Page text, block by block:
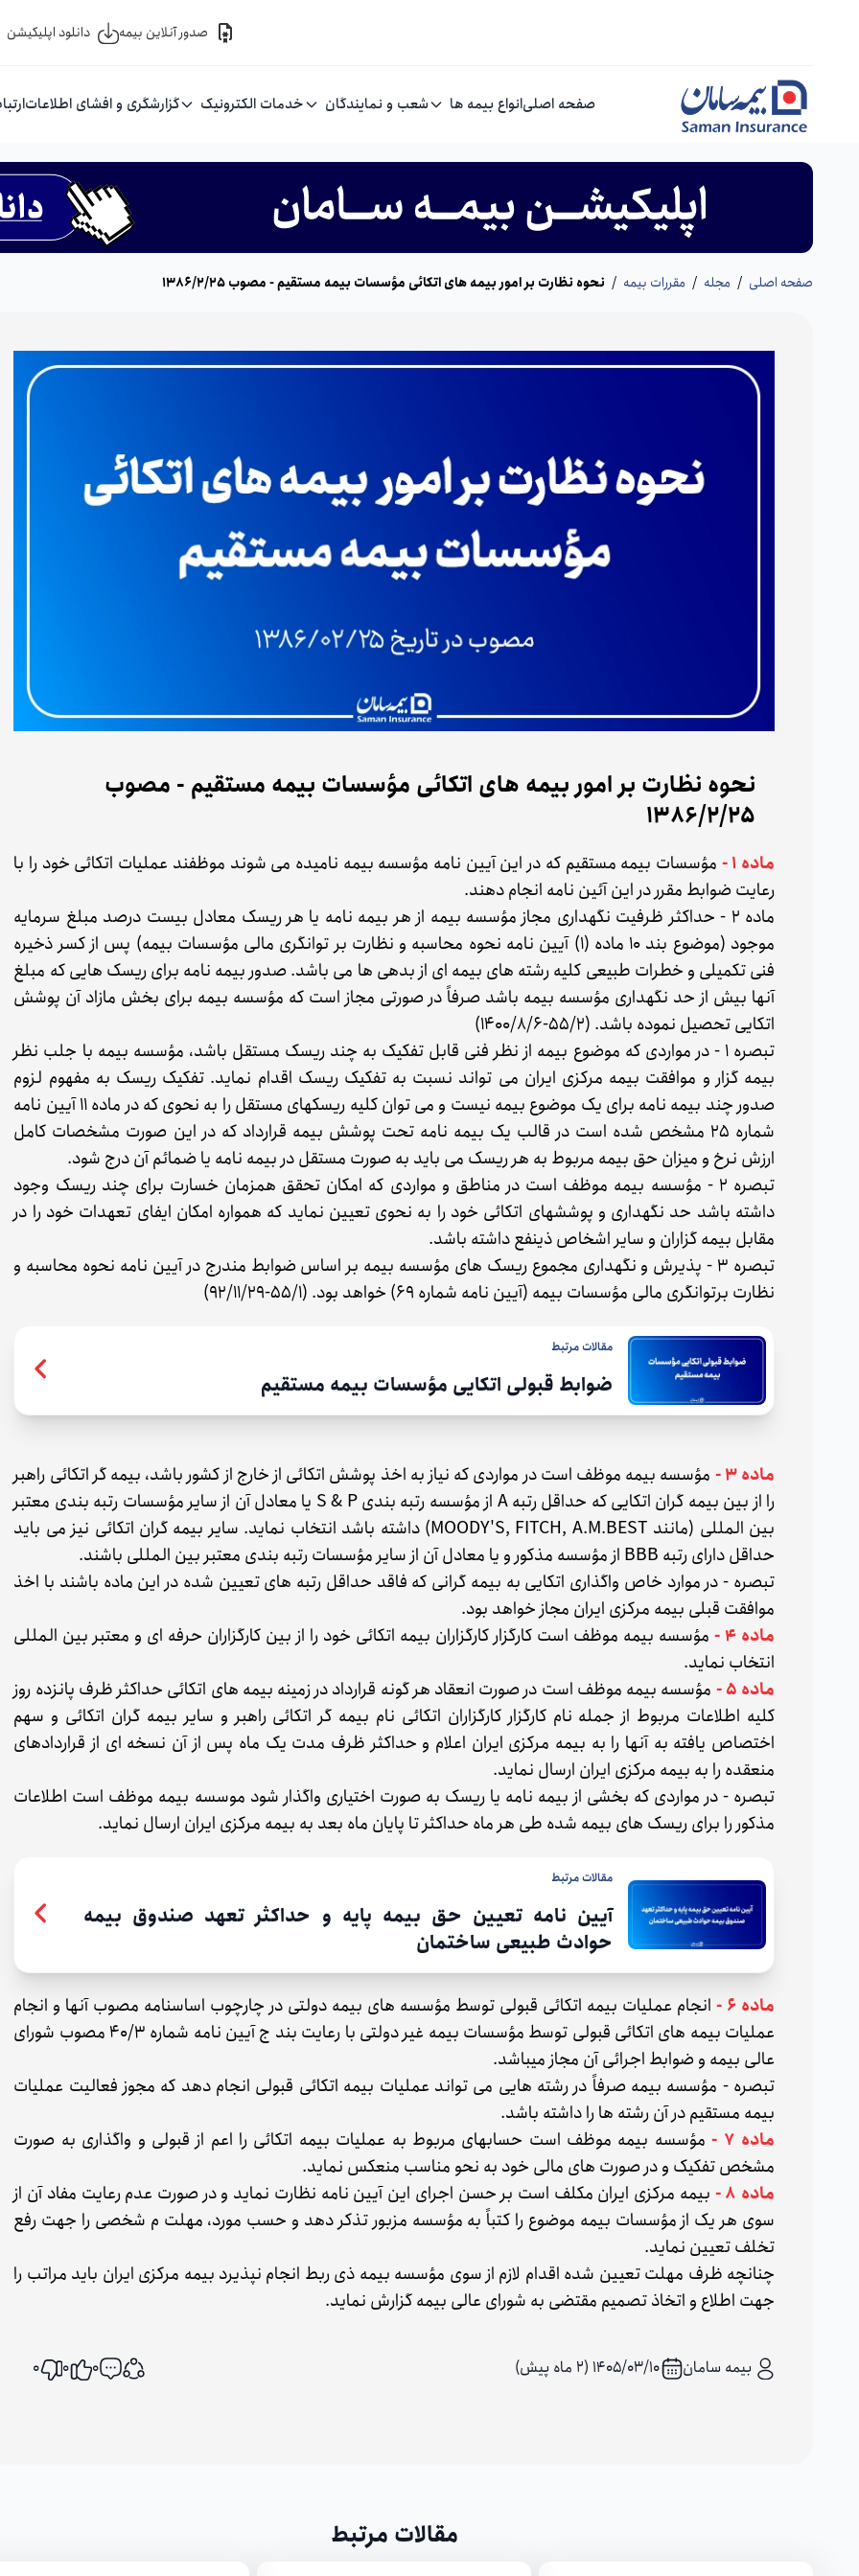
صدور آنلاین بیمه دانلود اپلیکیشن
صفحه اصلیانواع بیمه ها شعب و نمایندگان خدمات الکترونیک گزارشگری و افشای اطلاعات
صفحه اصلی / مجله / مقررات بیمه / نحوه نظارت بر امور بیمه های اتکائی مؤسسات بیمه مستقیم - مصوب 1386/۲/۲۵
نحوه نظارت بر امور بیمه های اتکائی مؤسسات بیمه مستقیم - مصوب
1386/۲/۲۵
ماده ۱ -
مؤسسات بیمه مستقیم که در این آیین نامه مؤسسه بیمه نامیده می شوند موظفند عملیات اتکائی خود را با
رعایت ضوابط مقرر در این آئین نامه انجام دهند.
ماده ۲ - حداکثر ظرفیت نگهداری مجاز مؤسسه بیمه از هر بیمه نامه یا هر ریسک معادل بیست درصد مبلغ سرمایه
موجود (موضوع بند ۱۰ ماده (۱) آیین نامه نحوه محاسبه و نظارت بر توانگری مالی مؤسسات بیمه) پس از کسر ذخیره
فنی تکمیلی و خطرات طبیعی کلیه رشته های بیمه ای از بدهی ها می باشد. صدور بیمه نامه برای ریسک هایی که مبلغ
آنها بیش از حد نگهداری مؤسسه بیمه باشد صرفاً در صورتی مجاز است که مؤسسه بیمه برای بخش مازاد آن پوشش
اتکایی تحصیل نموده باشد. (55/2-1400/8/6)
تبصره ۱ - در مواردی که موضوع بیمه از نظر فنی قابل تفکیک به چند ریسک مستقل باشد، مؤسسه بیمه با جلب نظر
بیمه گزار و موافقت بیمه مرکزی ایران می تواند نسبت به تفکیک ریسک اقدام نماید. تفکیک ریسک به مفهوم لزوم
صدور چند بیمه نامه برای یک موضوع بیمه نیست و می توان کلیه ریسکهای مستقل را به نحوی که در ماده ۱۱ آیین نامه
شماره ۲۵ مشخص شده است در قالب یک بیمه نامه تحت پوشش بیمه قرارداد که در این صورت مشخصات کامل
ارزش نرخ و میزان حق بیمه مربوط به هر ریسک می باید به صورت مستقل در بیمه نامه یا ضمائم آن درج شود.
تبصره 2 - مؤسسه بیمه موظف است در مناطق و مواردی که امکان تحقق همزمان خسارت برای چند ریسک وجود
داشته باشد حد نگهداری و پوششهای اتکائی خود را به نحوی تعیین نماید که همواره امکان ایفای تعهدات خود را در
مقابل بیمه گزاران و سایر اشخاص ذینفع داشته باشد.
تبصره ۳ - پذیرش و نگهداری مجموع ریسک های مؤسسه بیمه بر اساس ضوابط مندرج در آیین نامه نحوه محاسبه و
نظارت برتوانگری مالی مؤسسات بیمه (آیین نامه شماره ۶۹) خواهد بود. (55/1-92/11/29)
مقالات مرتبط
ضوابط قبولی اتکایی مؤسسات بیمه مستقیم
ماده 3 -
مؤسسه بیمه موظف است در مواردی که نیاز به اخذ پوشش اتکائی از خارج از کشور باشد، بیمه گر اتکائی راهبر
را از بین بیمه گران اتکایی که حداقل رتبه A از مؤسسه رتبه بندی S & P یا معادل آن از سایر مؤسسات رتبه بندی معتبر
بین المللی (مانند MOODY'S, FITCH, A.M.BEST) داشته باشد انتخاب نماید. سایر بیمه گران اتکائی نیز می باید
حداقل دارای رتبه BBB از مؤسسه مذکور و یا معادل آن از سایر مؤسسات رتبه بندی معتبر بین المللی باشند.
تبصره - در موارد خاص واگذاری اتکایی به بیمه گرانی که فاقد حداقل رتبه های تعیین شده در این ماده باشند با اخذ
موافقت قبلی بیمه مرکزی ایران مجاز خواهد بود.
ماده ۴ -
مؤسسه بیمه موظف است کارگزار کارگزاران بیمه اتکائی خود را از بین کارگزاران حرفه ای و معتبر بین المللی
انتخاب نماید.
ماده ۵ -
مؤسسه بیمه موظف است در صورت انعقاد هر گونه قرارداد در زمینه بیمه های اتکائی حداکثر ظرف پانزده روز
کلیه اطلاعات مربوط از جمله نام کارگزار کارگزاران اتکائی نام بیمه گر اتکائی راهبر و سایر بیمه گران اتکائی و سهم
اختصاص یافته به آنها را به بیمه مرکزی ایران اعلام و حداکثر ظرف مدت یک ماه پس از آن نسخه ای از قراردادهای
منعقده را به بیمه مرکزی ایران ارسال نماید.
تبصره - در مواردی که بخشی از بیمه نامه یا ریسک به صورت اختیاری واگذار شود موسسه بیمه موظف است اطلاعات
مذکور را برای ریسک های بیمه شده طی هر ماه حداکثر تا پایان ماه بعد به بیمه مرکزی ایران ارسال نماید.
مقالات مرتبط
آیین نامه تعیین حق بیمه پایه و حداکثر تعهد صندوق بیمه
حوادث طبیعی ساختمان
ماده ۶ -
انجام عملیات بیمه اتکائی قبولی توسط مؤسسه های بیمه دولتی در چارچوب اساسنامه مصوب آنها و انجام
عملیات بیمه های اتکائی قبولی توسط مؤسسات بیمه غیر دولتی با رعایت بند ج آیین نامه شماره ۴۰/۳ مصوب شورای
عالی بیمه و ضوابط اجرائی آن مجاز میباشد.
تبصره - مؤسسه بیمه صرفاً در رشته هایی می تواند عملیات بیمه اتکائی قبولی انجام دهد که مجوز فعالیت عملیات
بیمه مستقیم در آن رشته ها را داشته باشد.
ماده ۷ -
مؤسسه بیمه موظف است حسابهای مربوط به عملیات بیمه اتکائی را اعم از قبولی و واگذاری به صورت
مشخص تفکیک و در صورت های مالی خود به نحو مناسب منعکس نماید.
ماده 8 -
بیمه مرکزی ایران مکلف است بر حسن اجرای این آیین نامه نظارت نماید و در صورت عدم رعایت مفاد آن از
سوی هر یک از مؤسسات بیمه موضوع را کتباً به مؤسسه مزبور تذکر دهد و حسب مورد، مهلت م شخصی را جهت رفع
تخلف تعیین نماید.
چنانچه ظرف مهلت تعیین شده اقدام لازم از سوی مؤسسه بیمه ذی ربط انجام نپذیرد بیمه مرکزی ایران باید مراتب را
جهت اطلاع و اتخاذ تصمیم مقتضی به شورای عالی بیمه گزارش نماید.
بیمه سامان ۱۴۰۵/۰۳/۱۰ (2 ماه پیش)
اشتراک گذاری
0
0
0
مقالات مرتبط